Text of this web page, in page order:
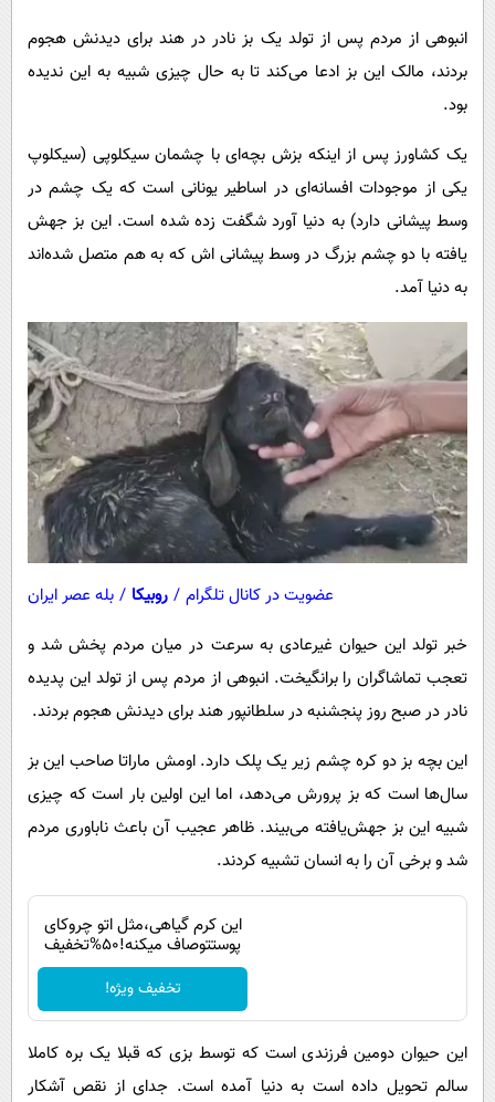
فناوری
سلامت
فرهنگی
اجتماعی
حیات وحش
سیاست خارجی
روانشناسی
انبوهی از مردم پس از تولد یک بز نادر در هند برای دیدنش هجوم
بردند، مالک این بز ادعا می‌کند تا به حال چیزی شبیه به این ندیده
بود.
یک کشاورز پس از اینکه بزش بچه‌ای با چشمان سیکلوپی (سیکلوپ
یکی از موجودات افسانه‌ای در اساطیر یونانی است که یک چشم در
وسط پیشانی دارد) به دنیا آورد شگفت زده شده است. این بز جهش
یافته با دو چشم بزرگ در وسط پیشانی اش که به هم متصل شده‌اند
به دنیا آمد.
عضویت در کانال تلگرام / روبیکا / بله عصر ایران
خبر تولد این حیوان غیرعادی به سرعت در میان مردم پخش شد و
تعجب تماشاگران را برانگیخت. انبوهی از مردم پس از تولد این پدیده
نادر در صبح روز پنجشنبه در سلطانپور هند برای دیدنش هجوم بردند.
این بچه بز دو کره چشم زیر یک پلک دارد. اومش ماراتا صاحب این بز
سال‌ها است که بز پرورش می‌دهد، اما این اولین بار است که چیزی
شبیه این بز جهش‌یافته می‌بیند. ظاهر عجیب آن باعث ناباوری مردم
شد و برخی آن را به انسان تشبیه کردند.
این کرم گیاهی،مثل اتو چروکای
پوستتوصاف میکنه!50%تخفیف
تخفیف ویژه!
این حیوان دومین فرزندی است که توسط بزی که قبلا یک بره کاملا
سالم تحویل داده است به دنیا آمده است. جدای از نقص آشکار